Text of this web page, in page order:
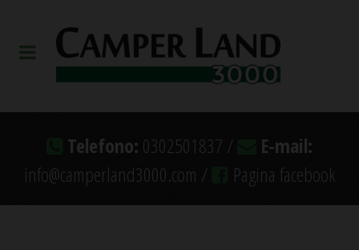
Telefono: 0302501837 /
E-mail:
info@camperland3000.com /
Pagina facebook